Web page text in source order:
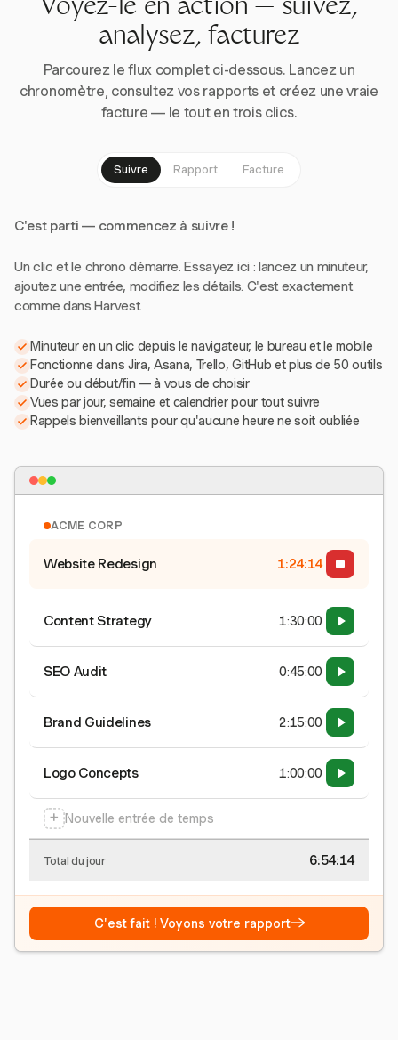
Voyez-le en action — suivez,
analysez, facturez
Parcourez le flux complet ci-dessous. Lancez un
chronomètre, consultez vos rapports et créez une vraie
facture — le tout en trois clics.
Suivre Rapport Facture
C'est parti — commencez à suivre !
Un clic et le chrono démarre. Essayez ici : lancez un minuteur,
ajoutez une entrée, modifiez les détails. C'est exactement
comme dans Harvest.
Minuteur en un clic depuis le navigateur, le bureau et le mobile
Fonctionne dans Jira, Asana, Trello, GitHub et plus de 50 outils
Durée ou début/fin — à vous de choisir
Vues par jour, semaine et calendrier pour tout suivre
Rappels bienveillants pour qu'aucune heure ne soit oubliée
ACME CORP
Website Redesign 1:24:15
Content Strategy 1:30:00
SEO Audit 0:45:00
Brand Guidelines 2:15:00
Logo Concepts 1:00:00
+ Nouvelle entrée de temps
Total du jour 6:54:15
C'est fait ! Voyons votre rapport→